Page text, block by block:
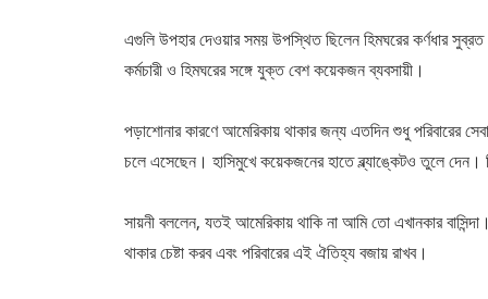
এগুলি উপহার দেওয়ার সময় উপস্থিত ছিলেন হিমঘরের কর্ণধার
কর্মচারী ও হিমঘরের সঙ্গে যুক্ত বেশ কয়েকজন ব্যবসায়ী।
পড়াশোনার কারণে আমেরিকায় থাকার জন্য এতদিন শুধু পরিবারের
চলে এসেছেন। হাসিমুখে কয়েকজনের হাতে ব্ল্যাঙ্কেটও তুলে দেন।
সায়নী বললেন, যতই আমেরিকায় থাকি না আমি তো এখানকার
থাকার চেষ্টা করব এবং পরিবারের এই ঐতিহ্য বজায় রাখব।